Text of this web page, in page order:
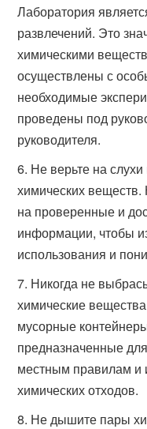
Лаборатория
развлечений. Это
химическими
осуществлены с
необходимые
проведены под
руководителя.
Не верьте на
химических веществ.
на проверенные и
информации, чтобы
использования и
Никогда не
химические
мусорные
предназначенные
местным правилам и
химических отходов.
Не дышите пары